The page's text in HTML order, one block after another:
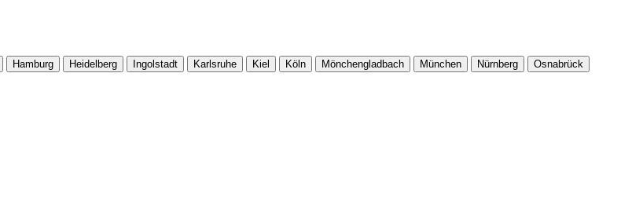
Hamburg Heidelberg Ingolstadt Karlsruhe Kiel Köln Mönchengladbach München Nürnberg
Osnabrück